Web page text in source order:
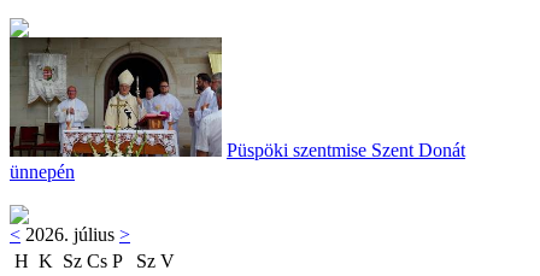
Püspöki szentmise Szent Donát
ünnepén
< 2026. július >
H K Sz Cs P Sz V